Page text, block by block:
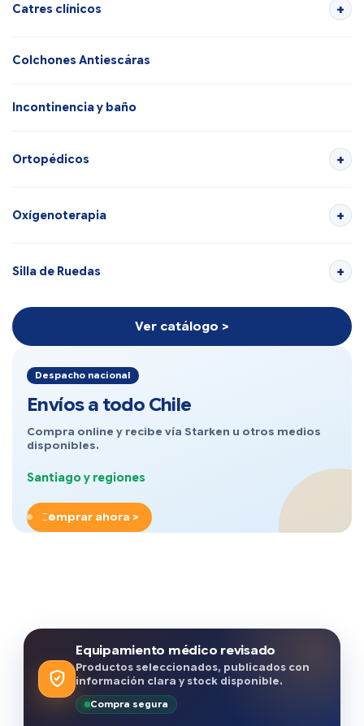
Catres clínicos
Colchones Antiescáras
Incontinencia y baño
Ortopédicos
Oxígenoterapia
Silla de Ruedas
Ver catálogo >
Despacho nacional
Envíos a todo Chile
Compra online y recibe vía Starken u otros medios
disponibles.
Santiago y regiones
Comprar ahora >
Equipamiento médico revisado
Productos seleccionados, publicados con
información clara y stock disponible.
Compra segura